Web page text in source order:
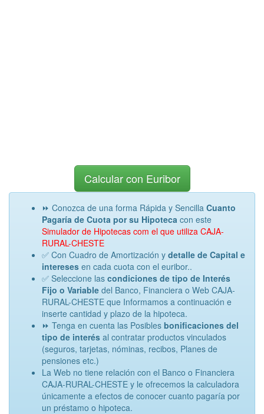
Calcular con Euribor
⏩ Conozca de una forma Rápida y Sencilla Cuanto
Pagaría de Cuota por su Hipoteca con este
Simulador de Hipotecas com el que utiliza CAJA-
RURAL-CHESTE
✅ Con Cuadro de Amortización y detalle de Capital e
intereses en cada cuota con el euribor..
✅ Seleccione las condiciones de tipo de Interés
Fijo o Variable del Banco, Financiera o Web CAJA-
RURAL-CHESTE que Informamos a continuación e
inserte cantidad y plazo de la hipoteca.
⏩ Tenga en cuenta las Posibles bonificaciones del
tipo de interés al contratar productos vinculados
(seguros, tarjetas, nóminas, recibos, Planes de
pensiones etc.)
La Web no tiene relación con el Banco o Financiera
CAJA-RURAL-CHESTE y le ofrecemos la calculadora
únicamente a efectos de conocer cuanto pagaría por
un préstamo o hipoteca.